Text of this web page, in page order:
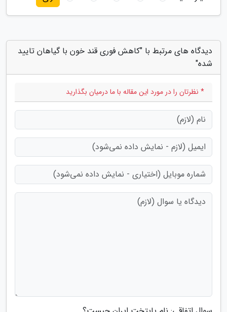
دیدگاه های مرتبط با "کاهش فوری قند خون با گیاهان تایید
شده"
* نظرتان را در مورد این مقاله با ما درمیان بگذارید